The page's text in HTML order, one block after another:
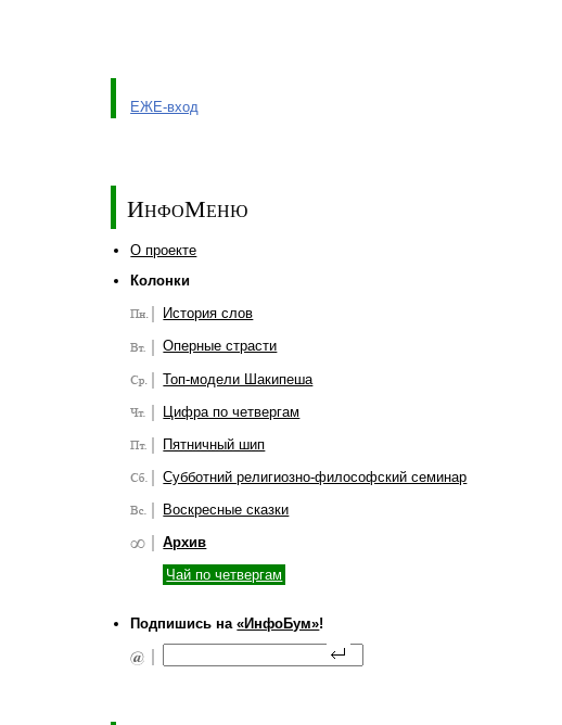
ЕЖЕ-вход
ИнфоМеню
О проекте
Колонки
История слов
Оперные страсти
Топ-модели Шакипеша
Цифра по четвергам
Пятничный шип
Субботний религиозно-философский семинар
Воскресные сказки
Архив
Чай по четвергам
Подпишись на«ИнфоБум»!